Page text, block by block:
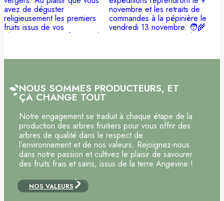
NOUS SOMMES PRODUCTEURS, ET
ÇA CHANGE TOUT
Notre engagement se traduit à chaque étape de la
production des arbres fruitiers pour vous offrir des
arbres de qualité dans le respect de
l’environnement et de nos valeurs. Rejoignez-nous
dans notre passion et cultivez le plaisir de savourer
des fruits frais et sains, issus de la terre Angevine !
NOS VALEURS